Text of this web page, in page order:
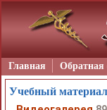
Главная Обратная
Учебный материал